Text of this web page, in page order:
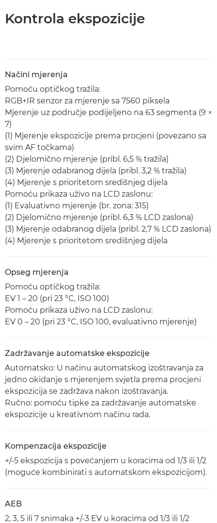
Kontrola ekspozicije
Načini mjerenja
Pomoću optičkog tražila:
RGB+IR senzor za mjerenje sa 7560 piksela
Mjerenje uz područje podijeljeno na 63 segmenta (9 ×
7)
(1) Mjerenje ekspozicije prema procjeni (povezano sa
svim AF točkama)
(2) Djelomično mjerenje (pribl. 6,5 % tražila)
(3) Mjerenje odabranog dijela (pribl. 3,2 % tražila)
(4) Mjerenje s prioritetom središnjeg dijela
Pomoću prikaza uživo na LCD zaslonu:
(1) Evaluativno mjerenje (br. zona: 315)
(2) Djelomično mjerenje (pribl. 6,3 % LCD zaslona)
(3) Mjerenje odabranog dijela (pribl. 2,7 % LCD zaslona)
(4) Mjerenje s prioritetom središnjeg dijela
Opseg mjerenja
Pomoću optičkog tražila:
EV 1 – 20 (pri 23 °C, ISO 100)
Pomoću prikaza uživo na LCD zaslonu:
EV 0 – 20 (pri 23 °C, ISO 100, evaluativno mjerenje)
Zadržavanje automatske ekspozicije
Automatsko: U načinu automatskog izoštravanja za
jedno okidanje s mjerenjem svjetla prema procjeni
ekspozicija se zadržava nakon izoštravanja.
Ručno: pomoću tipke za zadržavanje automatske
ekspozicije u kreativnom načinu rada.
Kompenzacija ekspozicije
+/-5 ekspozicija s povećanjem u koracima od 1/3 ili 1/2
(moguće kombinirati s automatskom ekspozicijom).
AEB
2, 3, 5 ili 7 snimaka +/-3 EV u koracima od 1/3 ili 1/2